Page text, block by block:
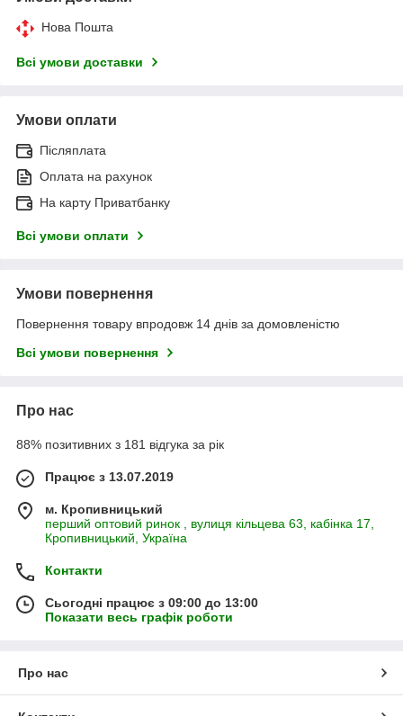
Нова Пошта
Всі умови доставки
Умови оплати
Післяплата
Оплата на рахунок
На карту Приватбанку
Всі умови оплати
Умови повернення
Повернення товару впродовж 14 днів за домовленістю
Всі умови повернення
Про нас
88% позитивних з 181 відгука за рік
Працює з 13.07.2019
м. Кропивницький
перший оптовий ринок , вулиця кільцева 63, кабінка 17,
Кропивницький, Україна
Контакти
Сьогодні працює з 09:00 до 13:00
Показати весь графік роботи
Про нас